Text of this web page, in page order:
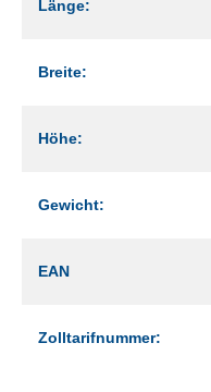
Länge:
Breite:
Höhe:
Gewicht:
EAN
Zolltarifnummer: